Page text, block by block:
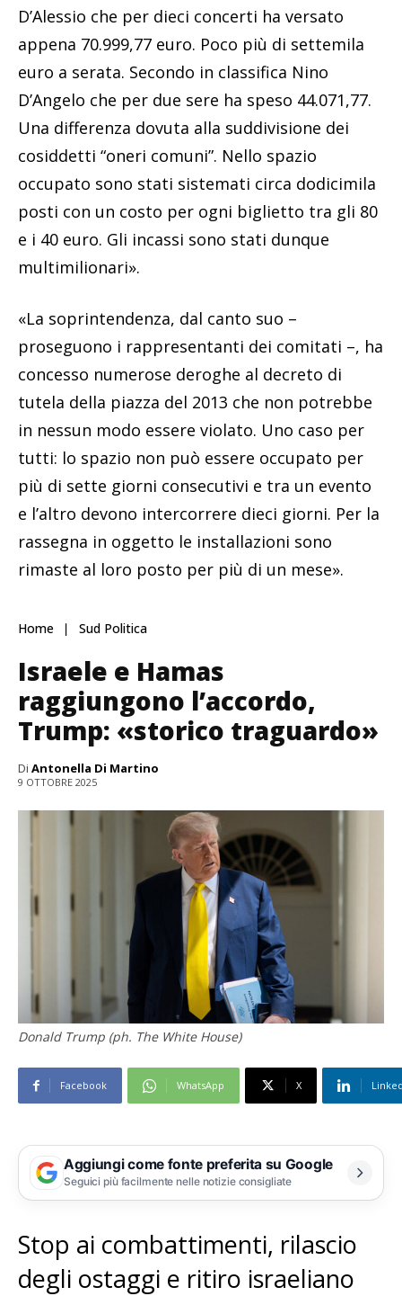
D’Alessio che per dieci concerti ha versato
appena 70.999,77 euro. Poco più di settemila
euro a serata. Secondo in classifica Nino
D’Angelo che per due sere ha speso 44.071,77.
Una differenza dovuta alla suddivisione dei
cosiddetti “oneri comuni”. Nello spazio
occupato sono stati sistemati circa dodicimila
posti con un costo per ogni biglietto tra gli 80
e i 40 euro. Gli incassi sono stati dunque
multimilionari».
«La soprintendenza, dal canto suo –
proseguono i rappresentanti dei comitati –, ha
concesso numerose deroghe al decreto di
tutela della piazza del 2013 che non potrebbe
in nessun modo essere violato. Uno caso per
tutti: lo spazio non può essere occupato per
più di sette giorni consecutivi e tra un evento
e l’altro devono intercorrere dieci giorni. Per la
rassegna in oggetto le installazioni sono
rimaste al loro posto per più di un mese».
Home Sud Politica
Israele e Hamas
raggiungono l’accordo,
Trump: «storico traguardo»
Di Antonella Di Martino
9 OTTOBRE 2025
Donald Trump (ph. The White House)
Facebook WhatsApp X
Aggiungi come fonte preferita su Google
Seguici più facilmente nelle notizie consigliate
Stop ai combattimenti, rilascio
degli ostaggi e ritiro israeliano